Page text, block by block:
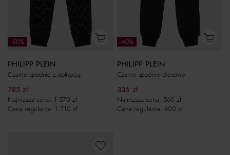
-50%
PHILIPP PLEIN
Czarne spodnie z aplikacją
785 zł
Najniższa cena: 1 570 zł
Cena regularna: 1 710 zł
-40%
PHILIPP PLEIN
Czarne spodnie dresowe
336 zł
Najniższa cena: 560 zł
Cena regularna: 600 zł